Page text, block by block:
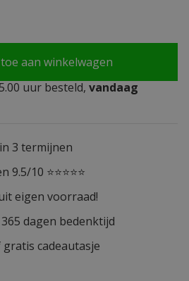
aan winkelwagen
uur besteld, vandaag
3 termijnen
10 ⭐⭐⭐⭐⭐
eigen voorraad!
dagen bedenktijd
cadeautasje